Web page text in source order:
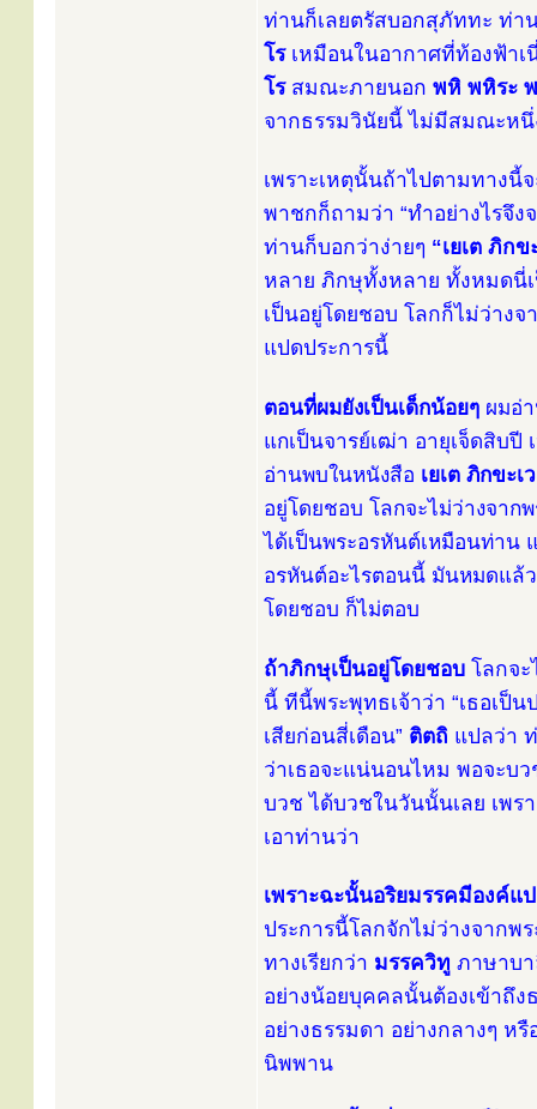
ท่านก็เลยตรัสบอกสุภัททะ ท่า
โรเหมือนในอากาศที่ท้องฟ้าเ
โรสมณะภายนอก พหิ พหิระ
จากธรรมวินัยนี้ ไม่มีสมณะหนึ่
เพราะเหตุนั้นถ้าไปตามทาง
พาชกก็ถามว่า “ทำอย่างไรจึ
ท่านก็บอกว่าง่ายๆ “เยเต ภิก
หลาย ภิกษุทั้งหลาย ทั้งหมดนี่
เป็นอยู่โดยชอบ โลกก็ไม่ว่างจ
แปดประการนี้
ตอนที่ผมยังเป็นเด็กน้อยๆ ผมอ่
แกเป็นจารย์เฒ่า อายุเจ็ดสิบ
อ่านพบในหนังสือ เยเต ภิกขะ
อยู่โดยชอบ โลกจะไม่ว่างจาก
ได้เป็นพระอรหันต์เหมือนท่าน
อรหันต์อะไรตอนนี้ มันหมดแล้
โดยชอบ ก็ไม่ตอบ
ถ้าภิกษุเป็นอยู่โดยชอบ โลกจ
นี้ ทีนี้พระพุทธเจ้าว่า “เธอเป็
เสียก่อนสี่เดือน” ติตถิ แปลว่า
ว่าเธอจะแน่นอนไหม พอจะบ
บวช ได้บวชในวันนั้นเลย เพ
เอาท่านว่า
เพราะฉะนั้นอริยมรรคมีองค์แ
ประการนี้โลกจักไม่ว่างจาก
ทางเรียกว่า มรรควิทู ภาษาบ
อย่างน้อยบุคคลนั้นต้องเข้าถึ
อย่างธรรมดา อย่างกลางๆ ห
นิพพาน